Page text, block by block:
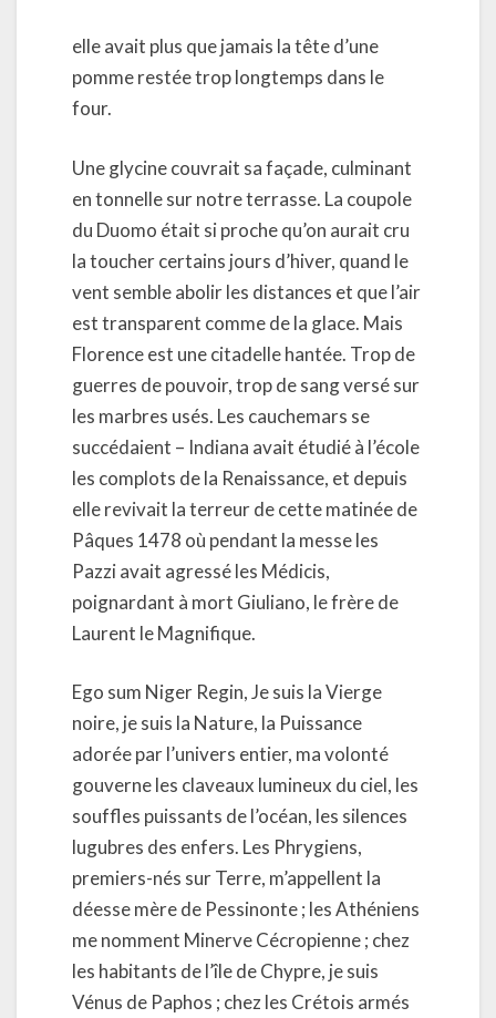
elle avait plus que jamais la tête d’une
pomme restée trop longtemps dans le
four.
Une glycine couvrait sa façade, culminant
en tonnelle sur notre terrasse. La coupole
du Duomo était si proche qu’on aurait cru
la toucher certains jours d’hiver, quand le
vent semble abolir les distances et que l’air
est transparent comme de la glace. Mais
Florence est une citadelle hantée. Trop de
guerres de pouvoir, trop de sang versé sur
les marbres usés. Les cauchemars se
succédaient – Indiana avait étudié à l’école
les complots de la Renaissance, et depuis
elle revivait la terreur de cette matinée de
Pâques 1478 où pendant la messe les
Pazzi avait agressé les Médicis,
poignardant à mort Giuliano, le frère de
Laurent le Magnifique.
Ego sum Niger Regin, Je suis la Vierge
noire, je suis la Nature, la Puissance
adorée par l’univers entier, ma volonté
gouverne les claveaux lumineux du ciel, les
souffles puissants de l’océan, les silences
lugubres des enfers. Les Phrygiens,
premiers-nés sur Terre, m’appellent la
déesse mère de Pessinonte ; les Athéniens
me nomment Minerve Cécropienne ; chez
les habitants de l’île de Chypre, je suis
Vénus de Paphos ; chez les Crétois armés